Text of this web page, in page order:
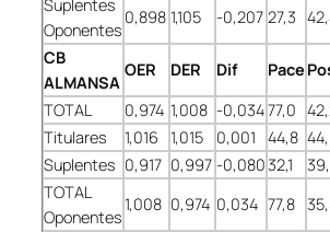
Suplentes
Oponentes
0,898 1,105 -0,207 27,3
CB
ALMANSA
OER DER Dif Pace
TOTAL
0,974 1,008 -0,03477,0
Titulares
1,016 1,015 0,001 44,8
Suplentes 0,917 0,997 -0,08032,1
TOTAL
Oponentes
1,008 0,974 0,034 77,8